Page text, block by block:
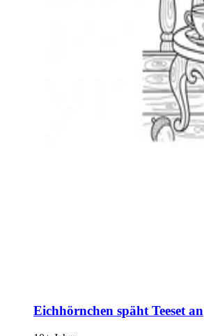
Eichhörnchen späht Teeset an